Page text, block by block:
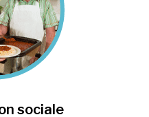
sociale